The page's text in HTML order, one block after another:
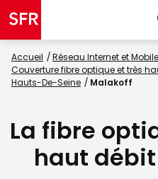
Accueil
Réseau Internet et Mobile
Couverture fibre optique et très
Hauts-De-Seine
Malakoff
La fibre
haut